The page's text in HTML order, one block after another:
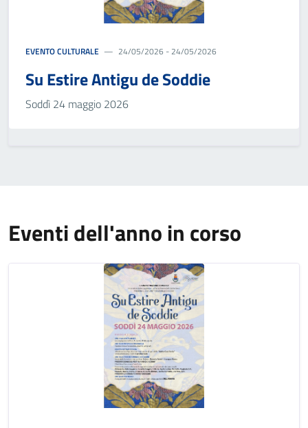
EVENTO CULTURALE 24/05/2026 - 24/05/2026
Su Estire Antigu de Soddie
Soddì 24 maggio 2026
Eventi dell'anno in corso